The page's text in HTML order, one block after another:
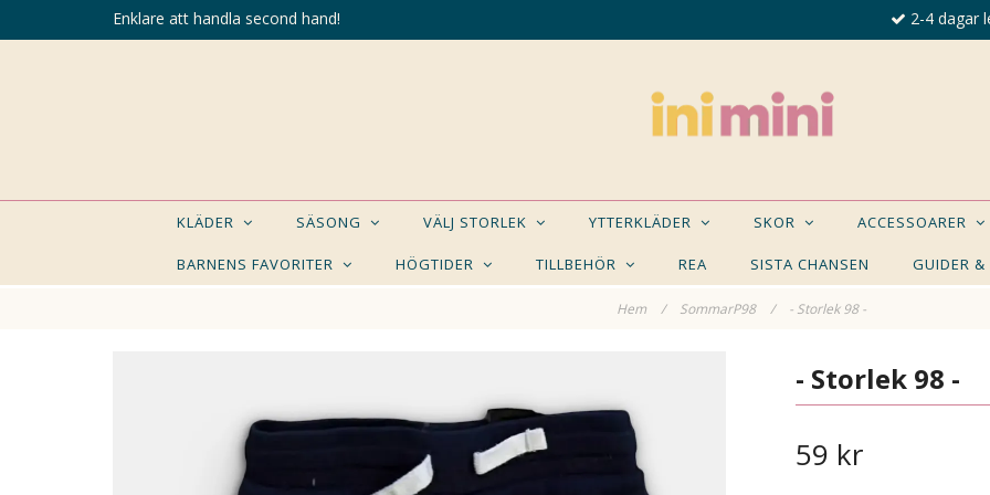
Enklare att handla second hand! 2-4 dagar
KLÄDER SÄSONG VÄLJ STORLEK YTTERKLÄDER SKOR ACCESSOARER
BARNENS FAVORITER HÖGTIDER TILLBEHÖR REA SISTA CHANSEN GUIDER &
Hem / SommarP98 / - Storlek 98 -
KANSKE NÅGON AV DESSA PRODUKTER KAN- Storlek 98 -
59 kr